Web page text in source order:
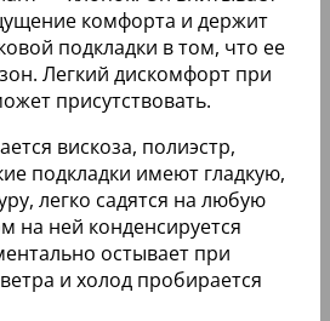
комфорта и держит
подкладки в том, что ее
Легкий дискомфорт при
присутствовать.
вискоза, полиэстр,
подкладки имеют гладкую,
легко садятся на любую
на ней конденсируется
остывает при
и холод пробирается